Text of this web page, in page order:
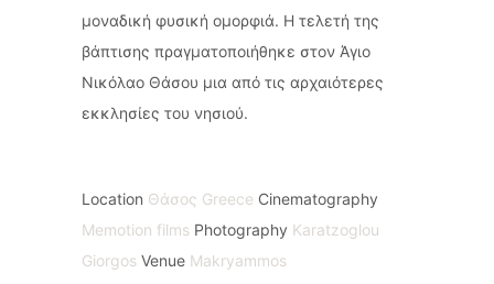
μοναδική φυσική ομορφιά. Η τελετή της
βάπτισης πραγματοποιήθηκε στον Άγιο
Νικόλαο Θάσου μια από τις αρχαιότερες
εκκλησίες του νησιού.
Location Θάσος Greece Cinematography
Memotion films Photography Karatzoglou
Giorgos Venue Makryammos